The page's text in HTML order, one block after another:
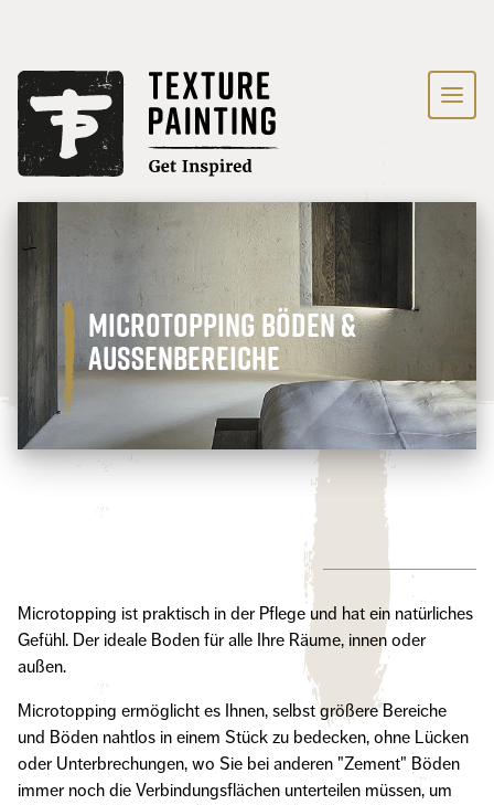
Microtopping Böden &
Außenbereiche
Microtopping ist praktisch in der Pflege und hat ein natürliches
Gefühl. Der ideale Boden für alle Ihre Räume, innen oder
außen.
Microtopping ermöglicht es Ihnen, selbst größere Bereiche
und Böden nahtlos in einem Stück zu bedecken, ohne Lücken
oder Unterbrechungen, wo Sie bei anderen "Zement" Böden
immer noch die Verbindungsflächen unterteilen müssen, um